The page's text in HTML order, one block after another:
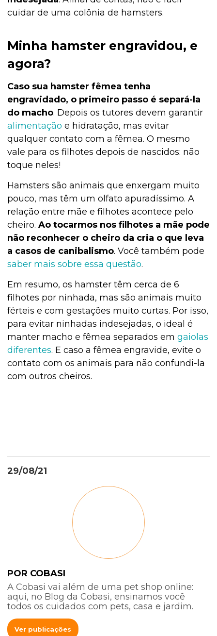
cuidar de uma colônia de hamsters.
Minha hamster engravidou, e
agora?
Caso sua hamster fêmea tenha
engravidado, o primeiro passo é separá-la
do macho. Depois os tutores devem garantir
alimentação e hidratação, mas evitar
qualquer contato com a fêmea. O mesmo
vale para os filhotes depois de nascidos: não
toque neles!
Hamsters são animais que enxergam muito
pouco, mas têm um olfato apuradíssimo. A
relação entre mãe e filhotes acontece pelo
cheiro. Ao tocarmos nos filhotes a mãe pode
não reconhecer o cheiro da cria o que leva
a casos de canibalismo. Você também pode
saber mais sobre essa questão.
Em resumo, os hamster têm cerca de 6
filhotes por ninhada, mas são animais muito
férteis e com gestações muito curtas. Por isso,
para evitar ninhadas indesejadas, o ideal é
manter macho e fêmea separados em gaiolas
diferentes. E caso a fêmea engravide, evite o
contato com os animais para não confundi-la
com outros cheiros.
29/08/21
POR COBASI
A Cobasi vai além de uma pet shop online:
aqui, no Blog da Cobasi, ensinamos você
todos os cuidados com pets, casa e jardim.
Ver publicações